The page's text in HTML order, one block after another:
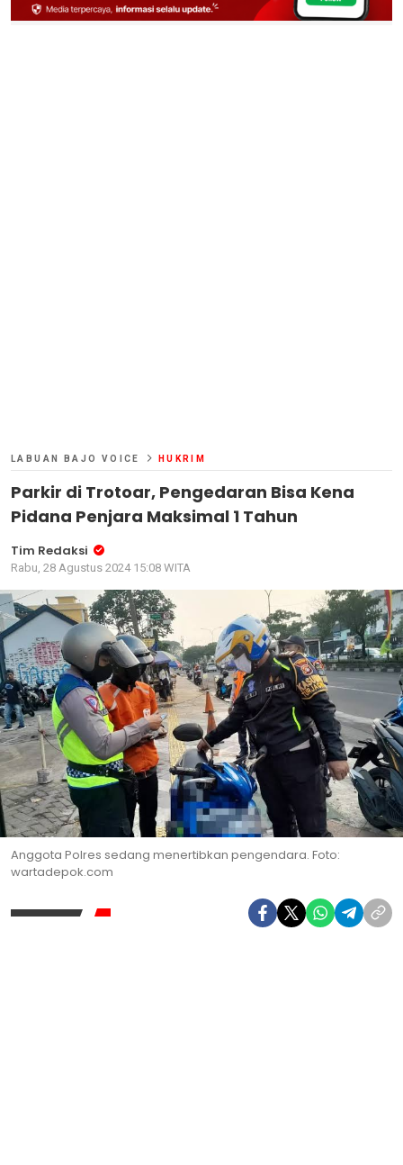
LABUAN BAJO VOICE HUKRIM
Parkir di Trotoar, Pengedaran Bisa Kena
Pidana Penjara Maksimal 1 Tahun
Tim Redaksi
Rabu, 28 Agustus 2024 15:08 WITA
Anggota Polres sedang menertibkan pengendara. Foto:
wartadepok.com